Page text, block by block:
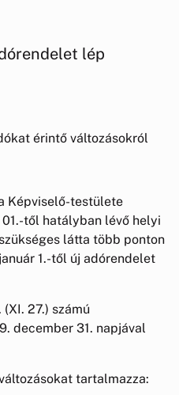
lép
érintő változásokról
Képviselő-testülete
től hatályban lévő helyi
látta több ponton
1.-től új adórendelet
27.) számú
december 31. napjával
tartalmazza: